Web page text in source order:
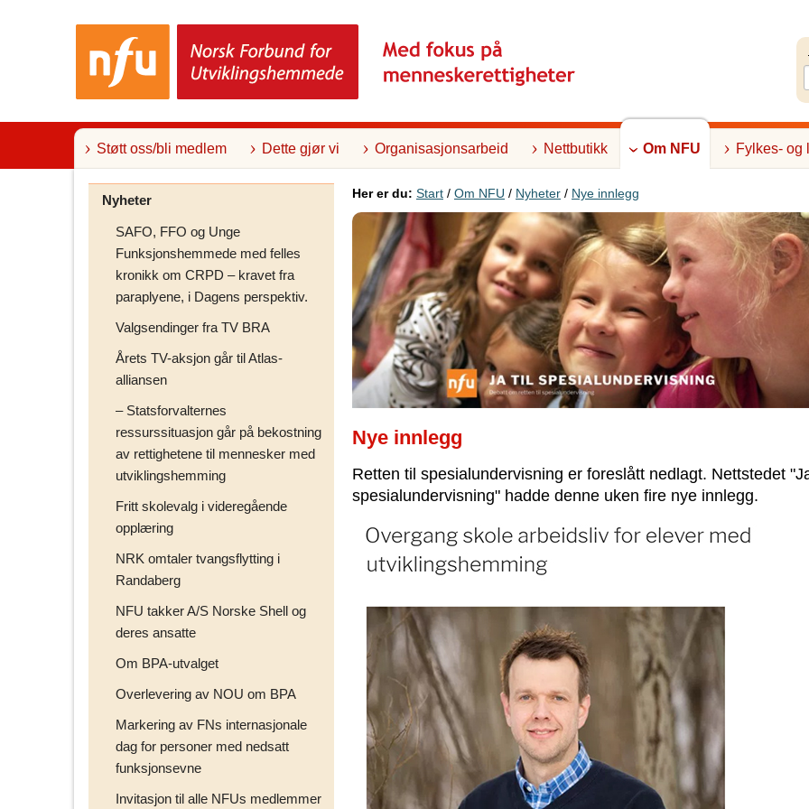
o
Støtt oss/bli medlem Dette gjør vi Organisasjonsarbeid Nettbutikk Om NFU Fylkes- og
Nyheter
SAFO, FFO og Unge
Funksjonshemmede med felles
kronikk om CRPD – kravet fra
paraplyene, i Dagens perspektiv.
Valgsendinger fra TV BRA
Årets TV-aksjon går til Atlas-
alliansen
– Statsforvalternes
ressurssituasjon går på bekostning
av rettighetene til mennesker med
utviklingshemming
Fritt skolevalg i videregående
opplæring
NRK omtaler tvangsflytting i
Randaberg
NFU takker A/S Norske Shell og
deres ansatte
Om BPA-utvalget
Overlevering av NOU om BPA
Markering av FNs internasjonale
dag for personer med nedsatt
funksjonsevne
Invitasjon til alle NFUs medlemmer
Her er du: Start / Om NFU / Nyheter / Nye innlegg
Nye innlegg
Retten til spesialundervisning er foreslått nedlagt. Nettstedet
spesialundervisning" hadde denne uken fire nye innlegg.